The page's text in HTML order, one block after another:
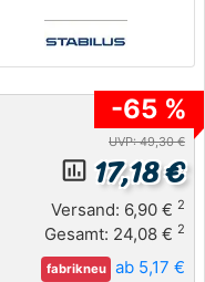
-65 %
UVP: 49,30 €
insert_chart_outlined 17,18 €
Versand: 6,90 € 2
Gesamt: 24,08 € 2
fabrikneu ab 5,17 €